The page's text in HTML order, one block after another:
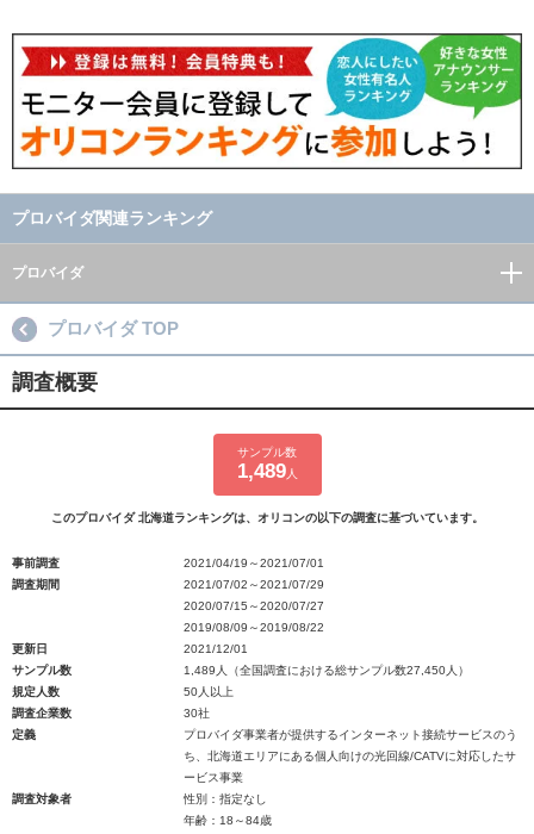
プロバイダ関連ランキング
プロバイダ
プロバイダ TOP
調査概要
サンプル数
1,489人
このプロバイダ 北海道ランキングは、オリコンの以下の調査に基づいています。
事前調査
2021/04/19～2021/07/01
調査期間
2021/07/02～2021/07/29
2020/07/15～2020/07/27
2019/08/09～2019/08/22
更新日
2021/12/01
サンプル数
1,489人（全国調査における総サンプル数27,450人）
規定人数
50人以上
調査企業数
30社
定義
プロバイダ事業者が提供するインターネット接続サービスのう
ち、北海道エリアにある個人向けの光回線/CATVに対応したサ
ービス事業
調査対象者
性別：指定なし
年齢：18～84歳